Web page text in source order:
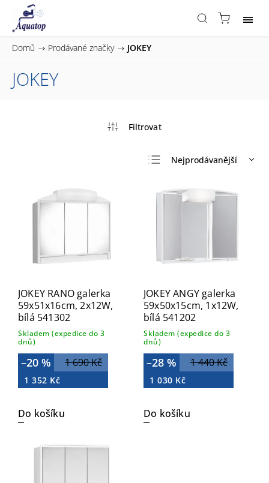
Domů / Prodávané značky / JOKEY
JOKEY
Nejprodávanější
Nejdražší
JOKEY RANO galerka
59x51x16cm, 2x12W,
bílá 541302
Skladem (expedice do 3
dnů)
1 690 Kč
–20 %
1 352 Kč
Do košíku
JOKEY ANGY galerka
59x50x15cm, 1x12W,
bílá 541202
Skladem (expedice do 3
dnů)
1 440 Kč
–28 %
1 030 Kč
Do košíku